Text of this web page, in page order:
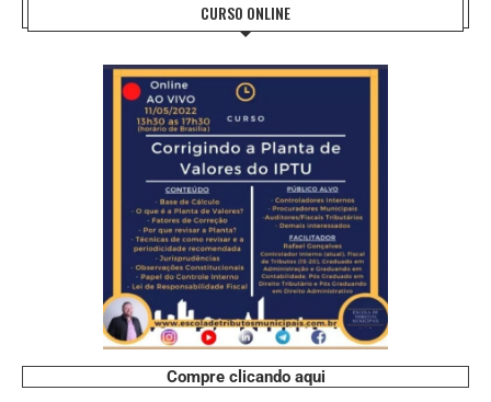
CURSO ONLINE
Compre clicando aqui